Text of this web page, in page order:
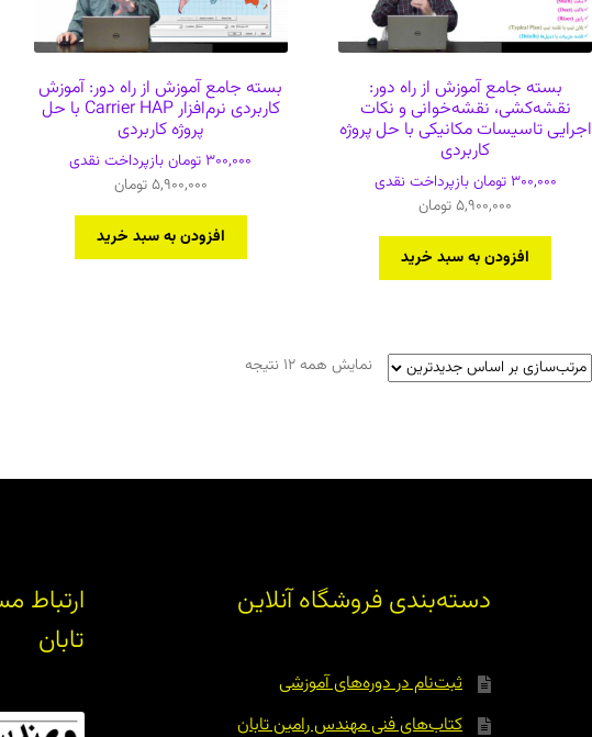
بسته جامع آموزش از راه دور:
نقشه‌کشی، نقشه‌خوانی و نکات
اجرایی تاسیسات مکانیکی با حل پروژه
کاربردی
300,000 تومانبازپرداخت نقدی
5,900,000تومان
افزودن به سبد خرید
بسته جامع آموزش از راه دور: آموزش
کاربردی نرم‌افزار Carrier HAP با حل
پروژه کاربردی
300,000 تومانبازپرداخت نقدی
5,900,000تومان
افزودن به سبد خرید
نمایش همه 12 نتیجه
مرتب‌سازی
دسته‌بندی فروشگاه آنلاین
ثبت‌نام در دوره‌های آموزشی
کتاب‌های فنی مهندس رامین تابان
ارتباط
تابان